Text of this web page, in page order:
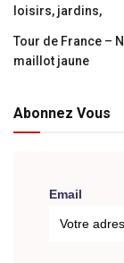
loisirs, jardins,
Tour de France –
maillot jaune
Abonnez Vous
Email